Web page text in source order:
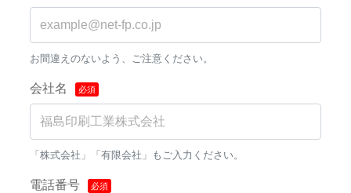
お間違えのないよう、ご注意ください。
会社名
「株式会社」「有限会社」もご入力ください。
電話番号